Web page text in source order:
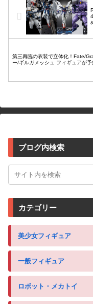
第三再臨の衣装で立体化！Fate/
ー/ギルガメッシュ フィギュアが予
ブログ内検索
カテゴリー
美少女フィギュア
一般フィギュア
ロボット・メカトイ